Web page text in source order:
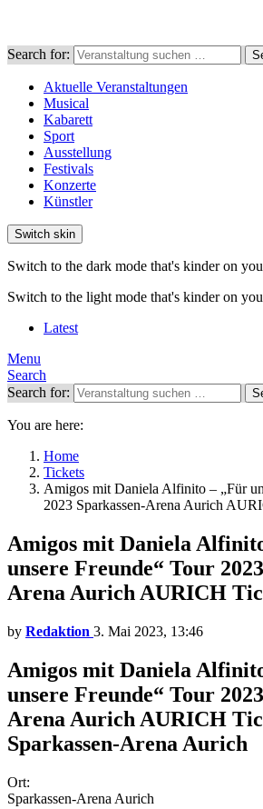
Search for:
Aktuelle Veranstaltungen
Musical
Kabarett
Sport
Ausstellung
Festivals
Konzerte
Künstler
Switch skin
Switch to the dark mode that's kinder on
Switch to the light mode that's kinder on
Latest
Menu
Search
Search for:
You are here:
Home
Tickets
Amigos mit Daniela Alfinito – „Für
2023 Sparkassen-Arena Aurich
Amigos mit Daniela
unsere Freunde“ Tour
Arena Aurich AURICH
by Redaktion 3. Mai 2023, 13:46
Amigos mit Daniela
unsere Freunde“ Tour
Arena Aurich AURICH
Sparkassen-Arena Aurich
Ort:
Sparkassen-Arena Aurich